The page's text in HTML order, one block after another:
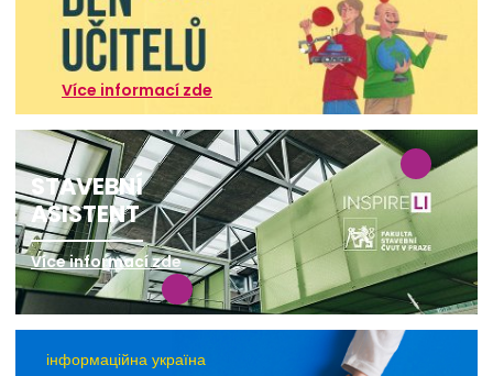
Více informací zde
STAVEBNÍ
ASISTENT
Více informací zde
інформаційна україна